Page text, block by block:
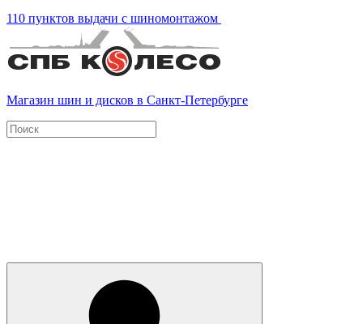
110 пунктов выдачи с шиномонтажом
Магазин шин и дисков в Санкт-Петербурге